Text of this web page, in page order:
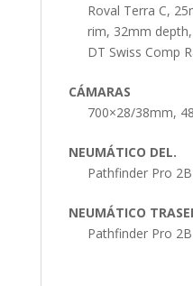
Roval Terra C,
rim, 32mm
DT Swiss Comp
CÁMARAS
700×28/38mm,
NEUMÁTICO DEL.
Pathfinder Pro
NEUMÁTICO
Pathfinder Pro